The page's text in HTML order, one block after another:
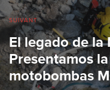
SUIVANT
El legado de la
Presentamos
motobombas